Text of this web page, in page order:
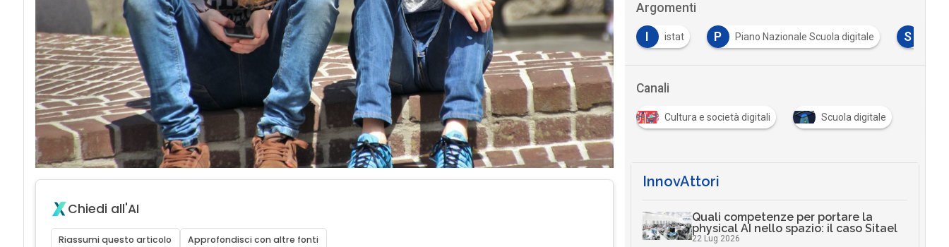
Chiedi all'AI
Riassumi questo articolo Approfondisci con altre fonti
Argomenti
F formazione istat P Piano Nazionale Scuola digitale S
Canali
Cultura e società digitali Scuola digitale
InnovAttori
Quali competenze per portare la
physical AI nello spazio: il caso Sitael
22 Lug 2026